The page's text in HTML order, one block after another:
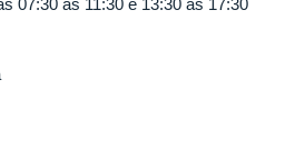
07:30 às 11:30 e 13:30 às 17:30